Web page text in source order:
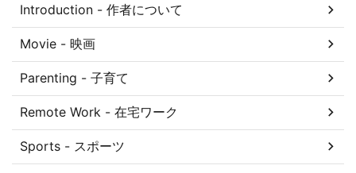
Introduction - 作者について
Movie - 映画
Parenting - 子育て
Remote Work - 在宅ワーク
Sports - スポーツ